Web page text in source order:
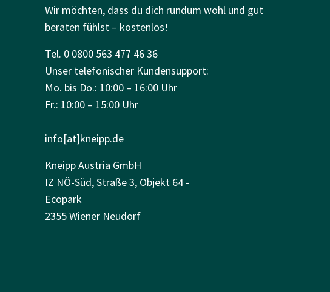
Wir möchten, dass du dich rundum wohl und gut
beraten fühlst – kostenlos!
Tel. 0 0800 563 477 46 36
Unser telefonischer Kundensupport:
Mo. bis Do.: 10:00 – 16:00 Uhr
Fr.: 10:00 – 15:00 Uhr
info[at]kneipp.de
Kneipp Austria GmbH
IZ NÖ-Süd, Straße 3, Objekt 64 -
Ecopark
2355 Wiener Neudorf